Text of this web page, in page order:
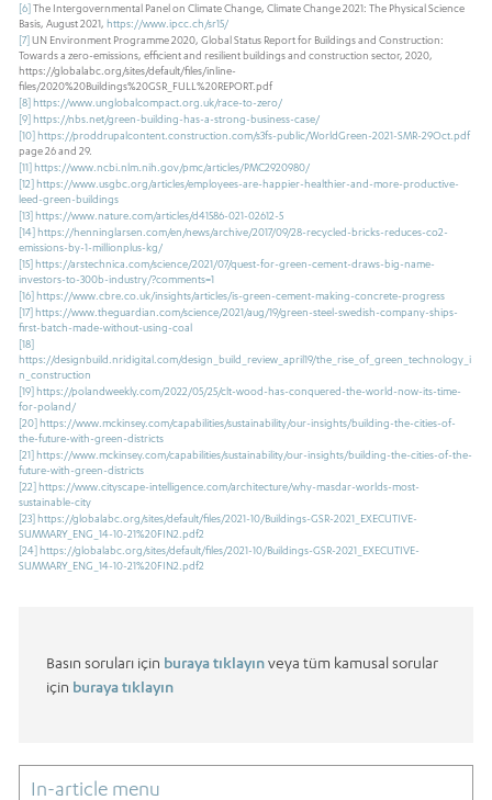
[6] The Intergovernmental Panel on Climate Change, Climate Change 2021: The Physical Science
Basis, August 2021, https://www.ipcc.ch/sr15/
[7] UN Environment Programme 2020, Global Status Report for Buildings and Construction:
Towards a zero-emissions, efficient and resilient buildings and construction sector, 2020,
https://globalabc.org/sites/default/files/inline-
files/2020%20Buildings%20GSR_FULL%20REPORT.pdf
[8] https://www.unglobalcompact.org.uk/race-to-zero/
[9] https://nbs.net/green-building-has-a-strong-business-case/
[10] https://proddrupalcontent.construction.com/s3fs-public/WorldGreen-2021-SMR-29Oct.pdf
page 26 and 29.
[11] https://www.ncbi.nlm.nih.gov/pmc/articles/PMC2920980/
[12] https://www.usgbc.org/articles/employees-are-happier-healthier-and-more-productive-
leed-green-buildings
[13] https://www.nature.com/articles/d41586-021-02612-5
[14] https://henninglarsen.com/en/news/archive/2017/09/28-recycled-bricks-reduces-co2-
emissions-by-1-millionplus-kg/
[15] https://arstechnica.com/science/2021/07/quest-for-green-cement-draws-big-name-
investors-to-300b-industry/?comments=1
[16] https://www.cbre.co.uk/insights/articles/is-green-cement-making-concrete-progress
[17] https://www.theguardian.com/science/2021/aug/19/green-steel-swedish-company-ships-
first-batch-made-without-using-coal
[18]
https://designbuild.nridigital.com/design_build_review_april19/the_rise_of_green_technology_i
n_construction
[19] https://polandweekly.com/2022/05/25/clt-wood-has-conquered-the-world-now-its-time-
for-poland/
[20] https://www.mckinsey.com/capabilities/sustainability/our-insights/building-the-cities-of-
the-future-with-green-districts
[21] https://www.mckinsey.com/capabilities/sustainability/our-insights/building-the-cities-of-the-
future-with-green-districts
[22] https://www.cityscape-intelligence.com/architecture/why-masdar-worlds-most-
sustainable-city
[23] https://globalabc.org/sites/default/files/2021-10/Buildings-GSR-2021_EXECUTIVE-
SUMMARY_ENG_14-10-21%20FIN2.pdf2
[24] https://globalabc.org/sites/default/files/2021-10/Buildings-GSR-2021_EXECUTIVE-
SUMMARY_ENG_14-10-21%20FIN2.pdf2
Basın soruları için buraya tıklayınveya tüm kamusal sorular
için buraya tıklayın
In-article menu